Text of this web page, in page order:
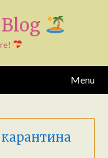
Menu
карантина